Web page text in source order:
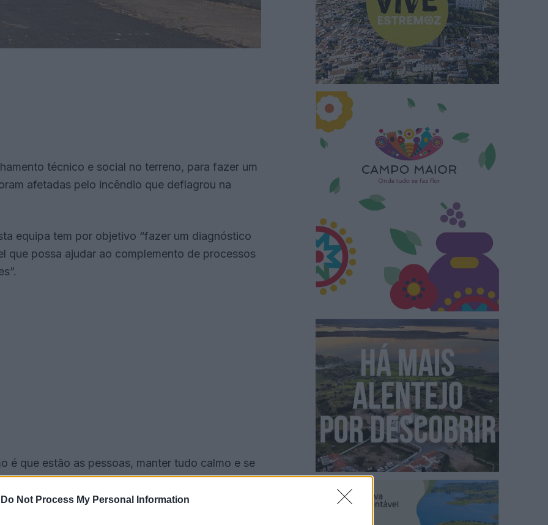
Do Not Process My Personal Information
técnico e social no terreno, para fazer um
afetadas pelo incêndio que deflagrou na
equipa tem por objetivo “fazer um diagnóstico
que possa ajudar ao complemento de processos
é que estão as pessoas, manter tudo calmo e se
tentar solucionar”, disse.
por técnicos de várias divisões da autarquia,